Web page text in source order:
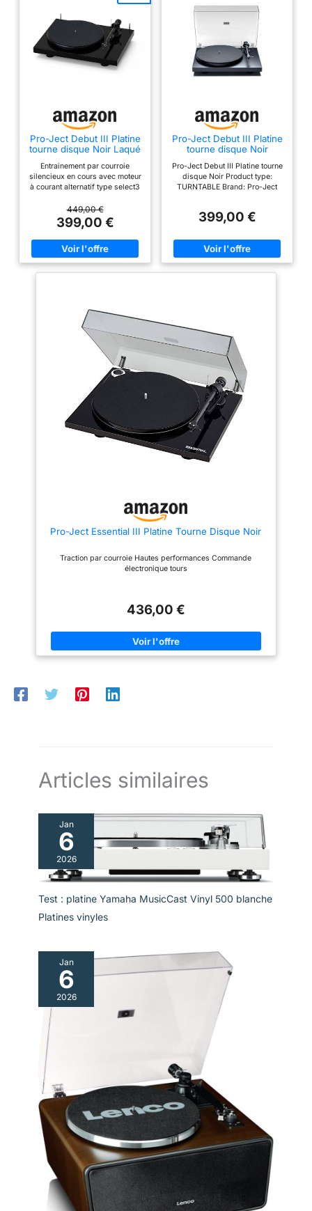
Pro-Ject Debut III Platine
tourne disque Noir Laqué
Entrainement par courroie
silencieux en cours avec moteur
à courant alternatif type select3
punktaufhängung du moteur
Type (plattentellerlager block3
plattentellerlagerbuchse en
laiton inoxydable sur
teflonboden)
Kautschukbedämpfte
gerätefüße Droite 8, 6 bras en
449,00 €
399,00 €
Pro-Ject Debut III Platine
tourne disque Noir
Pro-Ject Debut III Platine tourne
disque Noir Product type:
TURNTABLE Brand: Pro-Ject
399,00 €
Pro-Ject Essential III Platine Tourne Disque Noir
Traction par courroie Hautes performances Commande
électronique tours
436,00 €
Articles similaires
Jan
6
2026
Test : platine Yamaha MusicCast Vinyl 500 blanche
Platines vinyles
Jan
6
2026